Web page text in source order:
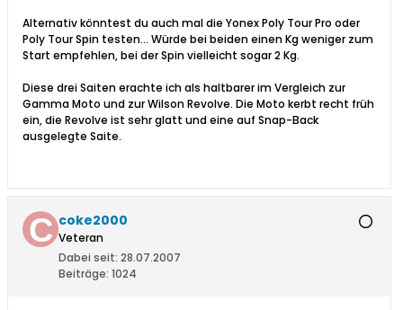
Alternativ könntest du auch mal die Yonex Poly Tour Pro oder
Poly Tour Spin testen... Würde bei beiden einen Kg weniger zum
Start empfehlen, bei der Spin vielleicht sogar 2 Kg.
Diese drei Saiten erachte ich als haltbarer im Vergleich zur
Gamma Moto und zur Wilson Revolve. Die Moto kerbt recht früh
ein, die Revolve ist sehr glatt und eine auf Snap-Back
ausgelegte Saite.
coke2000
Veteran
Dabei seit: 28.07.2007
Beiträge: 1024